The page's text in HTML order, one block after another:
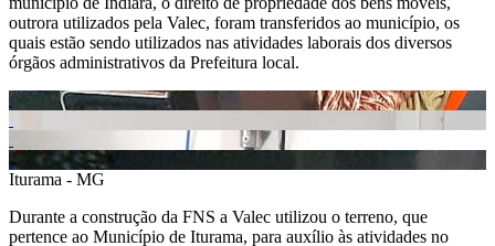
outrora utilizados pela Valec, foram transferidos ao município, os
quais estão sendo utilizados nas atividades laborais dos diversos
órgãos administrativos da Prefeitura local.
Iturama - MG
Durante a construção da FNS a Valec utilizou o terreno, que
pertence ao Município de Iturama, para auxílio às atividades no